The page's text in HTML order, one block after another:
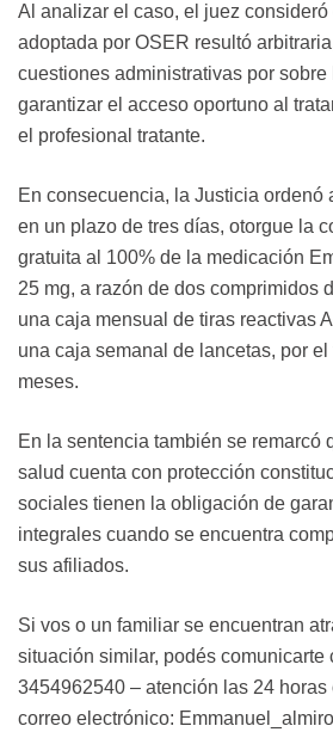
Al analizar el caso, el juez consideró
adoptada por OSER resultó
cuestiones administrativas por
garantizar el acceso oportuno al
el profesional tratante.
En consecuencia, la Justicia ordenó
en un plazo de tres días, otorgue la
gratuita al 100% de la medicación
25 mg, a razón de dos comprimidos
una caja mensual de tiras reactivas
una caja semanal de lancetas, por
meses.
En la sentencia también se remarcó
salud cuenta con protección
sociales tienen la obligación de
integrales cuando se encuentra
sus afiliados.
Si vos o un familiar se encuentran
situación similar, podés comunicarte
3454962540 – atención las 24 horas
correo electrónico: